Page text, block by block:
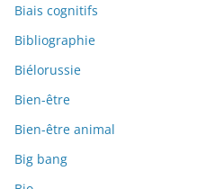
Biais cognitifs
Bibliographie
Biélorussie
Bien-être
Bien-être animal
Big bang